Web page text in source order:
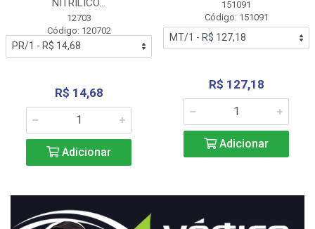
NITRÍLICO...
12703
Código: 120702
R$ 14,68
Adicionar
151091
Código: 151091
R$ 127,18
Adicionar